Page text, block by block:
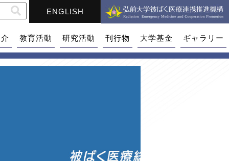
ENGLISH
教育活動 研究活動 刊行物 大学基金 ギャラリー